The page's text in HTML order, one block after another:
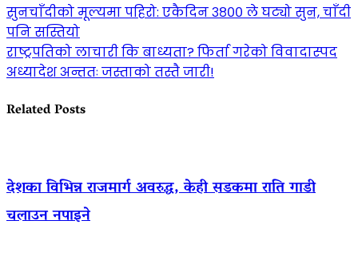
Post
navigation
सुनचाँदीको मूल्यमा पहिरो: एकैदिन ३८०० ले घट्यो सुन, चाँदी
पनि सस्तियो
राष्ट्रपतिको लाचारी कि बाध्यता? फिर्ता गरेको विवादास्पद
अध्यादेश अन्ततः जस्ताको तस्तै जारी!
Related Posts
देशका विभिन्न राजमार्ग अवरुद्ध, केही सडकमा राति गाडी
चलाउन नपाइने